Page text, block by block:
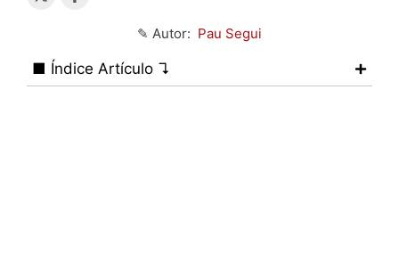
✎ Autor: Pau Segui
■ Índice Artículo ↴